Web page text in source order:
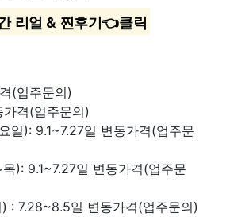
리얼 & 찐후기👈클릭
(업주문의)
가격(업주문의)
일): 9.1~7.27일 변동가격(업주문
): 9.1~7.27일 변동가격(업주문
: 7.28~8.5일 변동가격(업주문의)